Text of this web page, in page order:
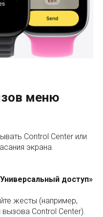
меню
Control Center или
экрана.
доступ»
жесты (например,
вызова Control Center).